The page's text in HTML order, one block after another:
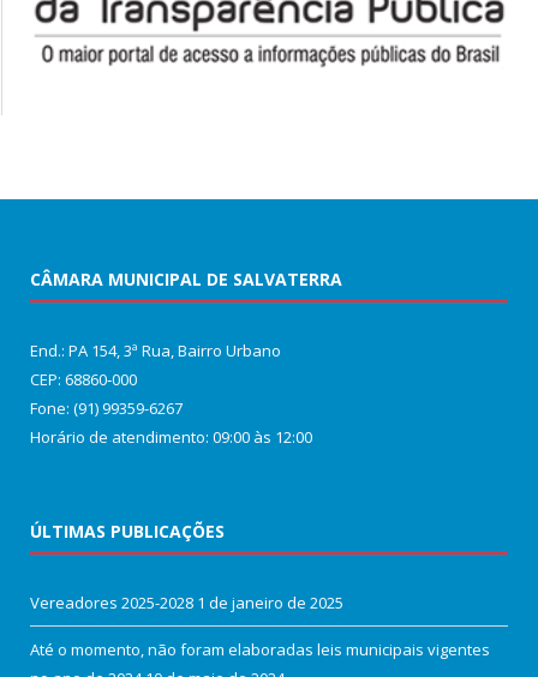
CÂMARA MUNICIPAL DE SALVATERRA
End.: PA 154, 3ª Rua, Bairro Urbano
CEP: 68860‑000
Fone: (91) 99359-6267
Horário de atendimento: 09:00 às 12:00
ÚLTIMAS PUBLICAÇÕES
Vereadores 2025-2028 1 de janeiro de 2025
Até o momento, não foram elaboradas leis municipais vigentes